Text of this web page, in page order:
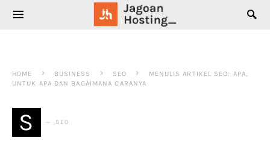
SEARCH FOR:
HOME BUSINESS SEO
MENULIS ARTIKEL SEO: APA,
UNTUK APA DAN BAGAIMANA CARANYA
S SEO